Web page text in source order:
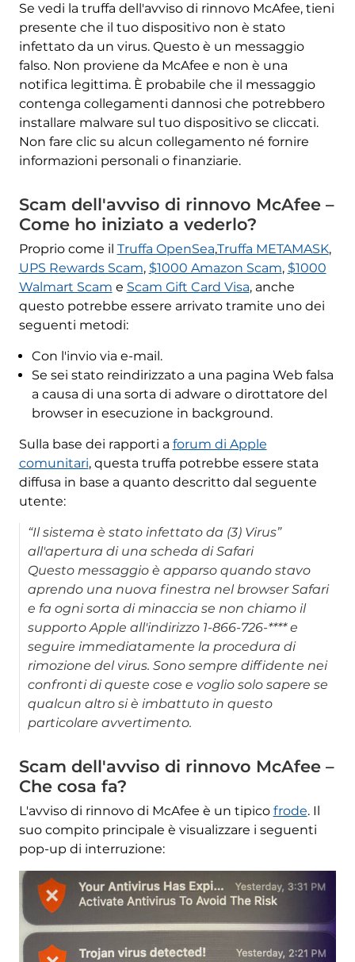
Se vedi la truffa dell'avviso di rinnovo McAfee, tieni
presente che il tuo dispositivo non è stato
infettato da un virus. Questo è un messaggio
falso. Non proviene da McAfee e non è una
notifica legittima. È probabile che il messaggio
contenga collegamenti dannosi che potrebbero
installare malware sul tuo dispositivo se cliccati.
Non fare clic su alcun collegamento né fornire
informazioni personali o finanziarie.
Scam dell'avviso di rinnovo McAfee –
Come ho iniziato a vederlo?
Proprio come il Truffa OpenSea,Truffa METAMASK,
UPS Rewards Scam, $1000 Amazon Scam, $1000
Walmart Scam e Scam Gift Card Visa, anche
questo potrebbe essere arrivato tramite uno dei
seguenti metodi:
Con l'invio via e-mail.
Se sei stato reindirizzato a una pagina Web falsa
a causa di una sorta di adware o dirottatore del
browser in esecuzione in background.
Sulla base dei rapporti a forum di Apple
comunitari, questa truffa potrebbe essere stata
diffusa in base a quanto descritto dal seguente
utente:
“Il sistema è stato infettato da (3) Virus”
all'apertura di una scheda di Safari
Questo messaggio è apparso quando stavo
aprendo una nuova finestra nel browser Safari
e fa ogni sorta di minaccia se non chiamo il
supporto Apple all'indirizzo 1-866-726-**** e
seguire immediatamente la procedura di
rimozione del virus. Sono sempre diffidente nei
confronti di queste cose e voglio solo sapere se
qualcun altro si è imbattuto in questo
particolare avvertimento.
Scam dell'avviso di rinnovo McAfee –
Che cosa fa?
L'avviso di rinnovo di McAfee è un tipico frode. Il
suo compito principale è visualizzare i seguenti
pop-up di interruzione: